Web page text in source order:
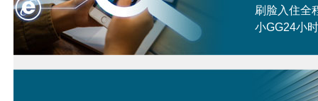
刷脸入住全
小GG24小